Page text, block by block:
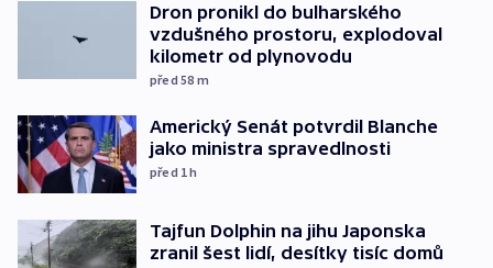
Dron pronikl do bulharského
vzdušného prostoru, explodoval
kilometr od plynovodu
před 58 m
Americký Senát potvrdil Blanche
jako ministra spravedlnosti
před 1h
Tajfun Dolphin na jihu Japonska
zranil šest lidí, desítky tisíc domů